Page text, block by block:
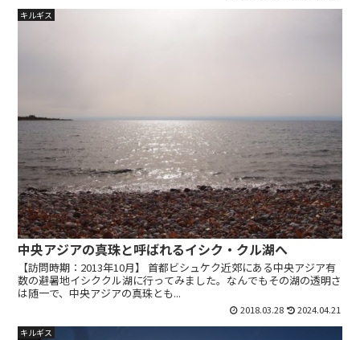
キルギス
中央アジアの真珠と呼ばれるイシク・クル湖へ
【訪問時期：2013年10月】 首都ビシュケク近郊にある中央アジア有
数の避暑地イシククル湖に行ってみました。なんでもその湖の透明さ
は随一で、中央アジアの真珠とも...
2018.03.28 2024.04.21
キルギス